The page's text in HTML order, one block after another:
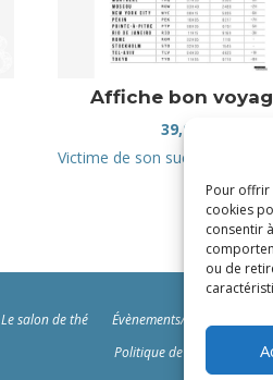
Pour offrir
cookies
consentir
ou de
Affiche bon
39,00
Victime de son succès
Le salon de thé Évènements/Ateliers
Politique de cookies (UE)